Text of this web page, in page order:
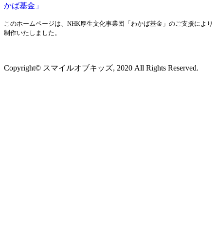
このホームページは、NHK厚生文化事業団「わかば基金」のご支援により
制作いたしました。
Copyright© スマイルオブキッズ, 2020 All Rights Reserved.